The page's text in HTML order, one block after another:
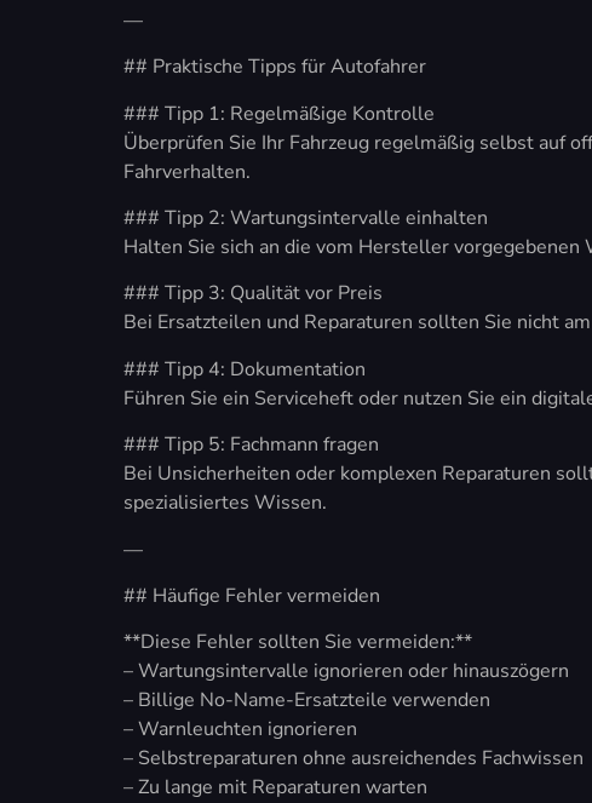
—
## Praktische Tipps für Autofahrer
### Tipp 1: Regelmäßige Kontrolle
Überprüfen Sie Ihr Fahrzeug regelmäßig selbst auf
Fahrverhalten.
### Tipp 2: Wartungsintervalle einhalten
Halten Sie sich an die vom Hersteller
### Tipp 3: Qualität vor Preis
Bei Ersatzteilen und Reparaturen sollten Sie nicht
### Tipp 4: Dokumentation
Führen Sie ein Serviceheft oder nutzen Sie ein
### Tipp 5: Fachmann fragen
Bei Unsicherheiten oder komplexen Reparaturen
spezialisiertes Wissen.
—
## Häufige Fehler vermeiden
**Diese Fehler sollten Sie vermeiden:**
– Wartungsintervalle ignorieren oder hinauszögern
– Billige No-Name-Ersatzteile verwenden
– Warnleuchten ignorieren
– Selbstreparaturen ohne ausreichendes Fachwissen
– Zu lange mit Reparaturen warten